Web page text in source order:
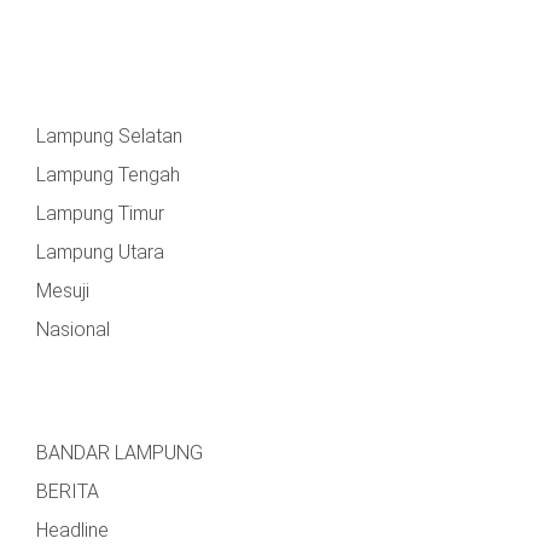
Lampung Selatan
Lampung Tengah
Lampung Timur
Lampung Utara
Mesuji
Nasional
BANDAR LAMPUNG
BERITA
Headline